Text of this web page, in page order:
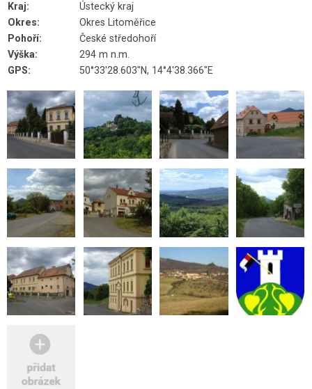
Kraj:
Ústecký kraj
Okres:
Okres Litoměřice
Pohoří:
České středohoří
Výška:
294 m n.m.
GPS:
50°33'28.603"N, 14°4'38.366"E